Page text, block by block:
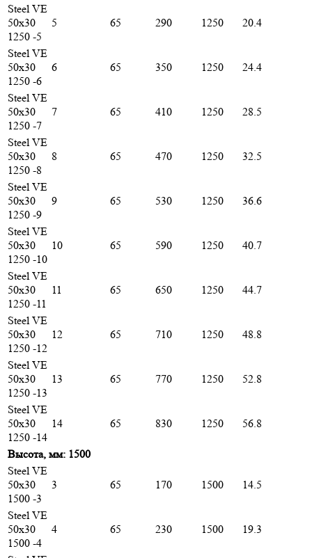
Steel VE
50х30
1250 -5
5 65 290 1250 20.4
Steel VE
50х30
1250 -6
6 65 350 1250 24.4
Steel VE
50х30
1250 -7
7 65 410 1250 28.5
Steel VE
50х30
1250 -8
8 65 470 1250 32.5
Steel VE
50х30
1250 -9
9 65 530 1250 36.6
Steel VE
50х30
1250 -10
10 65 590 1250 40.7
Steel VE
50х30
1250 -11
11 65 650 1250 44.7
Steel VE
50х30
1250 -12
12 65 710 1250 48.8
Steel VE
50х30
1250 -13
13 65 770 1250 52.8
Steel VE
50х30
1250 -14
14 65 830 1250 56.8
Высота, мм: 1500
Steel VE
50х30
1500 -3
3 65 170 1500 14.5
Steel VE
50х30
1500 -4
4 65 230 1500 19.3